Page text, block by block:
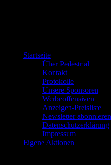
Startseite
Über Pedestrial
Kontakt
Protokolle
Unsere Sponsoren
Werbeoffensiven
Anzeigen-Preisliste
Newsletter abonnieren
Datenschutzerklärung
Impressum
Eigene Aktionen